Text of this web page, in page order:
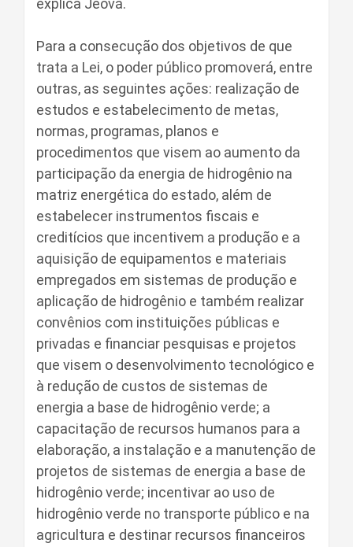
explica Jeová.
Para a consecução dos objetivos de que
trata a Lei, o poder público promoverá, entre
outras, as seguintes ações: realização de
estudos e estabelecimento de metas,
normas, programas, planos e
procedimentos que visem ao aumento da
participação da energia de hidrogênio na
matriz energética do estado, além de
estabelecer instrumentos fiscais e
creditícios que incentivem a produção e a
aquisição de equipamentos e materiais
empregados em sistemas de produção e
aplicação de hidrogênio e também realizar
convênios com instituições públicas e
privadas e financiar pesquisas e projetos
que visem o desenvolvimento tecnológico e
à redução de custos de sistemas de
energia a base de hidrogênio verde; a
capacitação de recursos humanos para a
elaboração, a instalação e a manutenção de
projetos de sistemas de energia a base de
hidrogênio verde; incentivar ao uso de
hidrogênio verde no transporte público e na
agricultura e destinar recursos financeiros